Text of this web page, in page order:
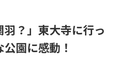
？」東大寺に行っ
園に感動！